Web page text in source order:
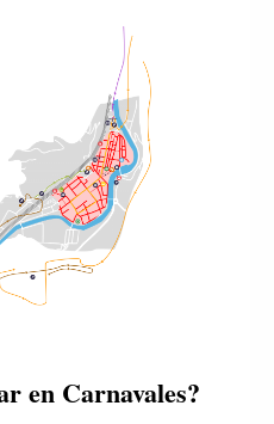
en Carnavales?